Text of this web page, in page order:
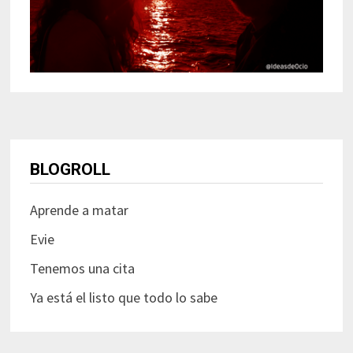
BLOGROLL
Aprende a matar
Evie
Tenemos una cita
Ya está el listo que todo lo sabe